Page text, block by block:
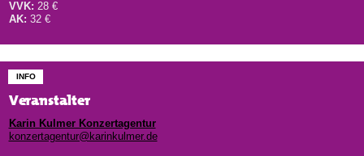
VVK: 28 €
AK: 32 €
INFO
Veranstalter
Karin Kulmer Konzertagentur
konzertagentur@karinkulmer.de